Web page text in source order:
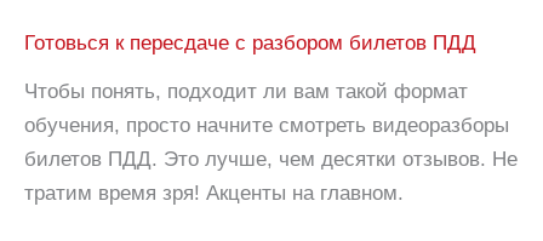
Готовься к пересдаче с разбором билетов ПДД
Чтобы понять, подходит ли вам такой формат
обучения, просто начните смотреть видеоразборы
билетов ПДД. Это лучше, чем десятки отзывов. Не
тратим время зря! Акценты на главном.